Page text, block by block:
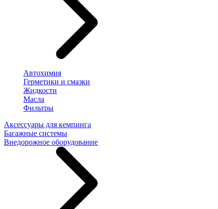
Автохимия
Герметики и смазки
Жидкости
Масла
Фильтры
Аксессуары для кемпинга
Багажные системы
Внедорожное оборудование